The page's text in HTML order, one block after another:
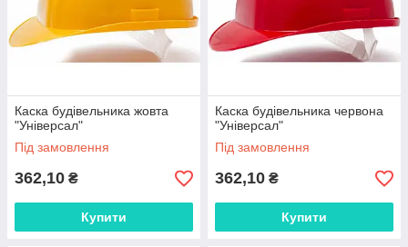
Каска будівельника жовта
"Універсал"
Під замовлення
362,10 ₴
Купити
Каска будівельника червона
"Універсал"
Під замовлення
362,10 ₴
Купити